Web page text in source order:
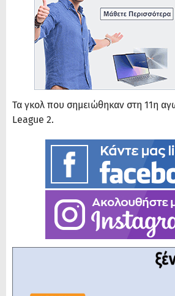
Τα γκολ που σημειώθηκαν στη 11η
League 2.